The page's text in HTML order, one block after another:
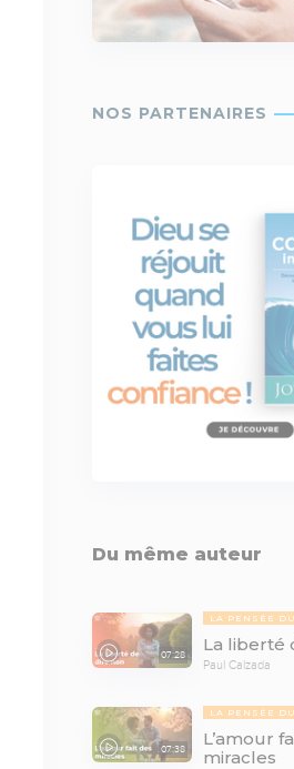
Du même auteur
07:28
LA PENSÉE
La liberté
Paul Calzada
07:38
LA PENSÉE
L’amour
miracles